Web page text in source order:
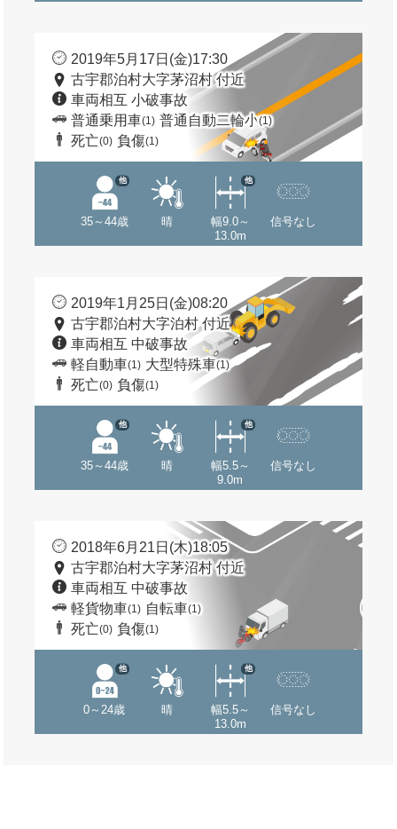
2019年5月17日(金)17:30
古宇郡泊村大字茅沼村 付近
車両相互 小破事故
普通乗用車(1) 普通自動二輪小(1)
死亡(0) 負傷(1)
35～44歳
他
晴
幅9.0～
13.0m
他
信号なし
2019年1月25日(金)08:20
古宇郡泊村大字泊村 付近
車両相互 中破事故
軽自動車(1) 大型特殊車(1)
死亡(0) 負傷(1)
35～44歳
他
晴
幅5.5～
9.0m
他
信号なし
2018年6月21日(木)18:05
古宇郡泊村大字茅沼村 付近
車両相互 中破事故
軽貨物車(1) 自転車(1)
死亡(0) 負傷(1)
0～24歳
他
晴
幅5.5～
13.0m
他
信号なし